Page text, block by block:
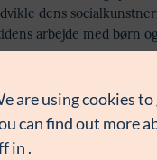
dens
arbejde med børn
gennem kunst og
organisationen
børn og unge – særligt
i de liv, der alt for
are using cookies
can find out more
in .